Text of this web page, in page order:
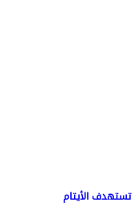
الأيتام